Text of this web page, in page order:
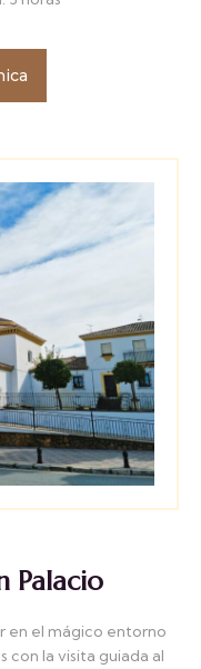
Palacio
en el mágico entorno
con la visita guiada al